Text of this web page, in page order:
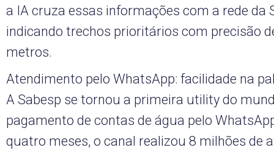
a IA cruza essas informações com a rede da
indicando trechos prioritários com precisão
metros.
Atendimento pelo WhatsApp: facilidade na
A Sabesp se tornou a primeira utility do
pagamento de contas de água pelo
quatro meses, o canal realizou 8 milhões de